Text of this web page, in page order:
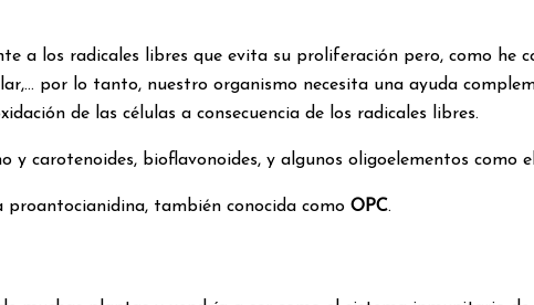
a los radicales libres que evita su proliferación pero, como he
por lo tanto, nuestro organismo necesita una ayuda
de las células a consecuencia de los radicales libres.
carotenoides, bioflavonoides, y algunos oligoelementos como el
también conocida como OPC.